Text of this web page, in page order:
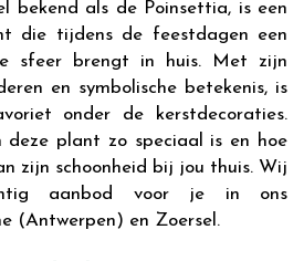
bekend als de Poinsettia, is een
die tijdens de feestdagen een
sfeer brengt in huis. Met zijn
en symbolische betekenis, is
onder de kerstdecoraties.
deze plant zo speciaal is en hoe
zijn schoonheid bij jou thuis. Wij
aanbod voor je in ons
(Antwerpen) en Zoersel.